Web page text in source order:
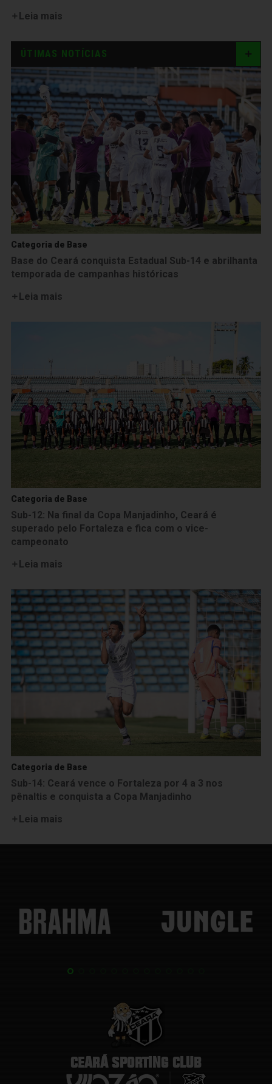
Leia mais
ÚTIMAS NOTÍCIAS
Categoria de Base
Base do Ceará conquista Estadual Sub-14 e abrilhanta
temporada de campanhas históricas
Leia mais
Categoria de Base
Sub-12: Na final da Copa Manjadinho, Ceará é
superado pelo Fortaleza e fica com o vice-
campeonato
Leia mais
Categoria de Base
Sub-14: Ceará vence o Fortaleza por 4 a 3 nos
pênaltis e conquista a Copa Manjadinho
Leia mais
CEARÁ SPORTING CLUB